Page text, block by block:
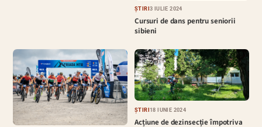
ȘTIRI3 IULIE 2024
Cursuri de dans pentru seniorii
sibieni
ȘTIRI18 IUNIE 2024
Acțiune de dezinsecție împotriva